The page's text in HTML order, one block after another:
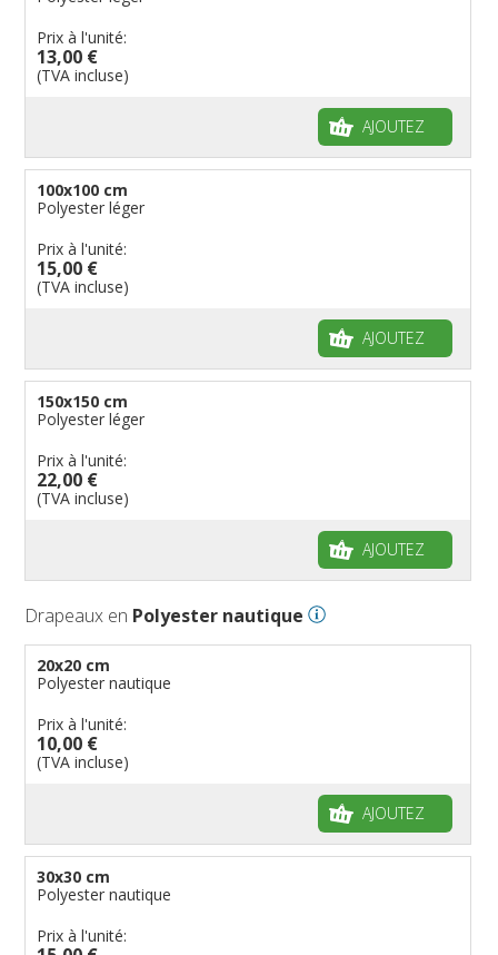
Prix à l'unité:
13,00 €
(TVA incluse)
AJOUTEZ
100x100 cm
Polyester léger
Prix à l'unité:
15,00 €
(TVA incluse)
AJOUTEZ
150x150 cm
Polyester léger
Prix à l'unité:
22,00 €
(TVA incluse)
AJOUTEZ
Drapeaux en Polyester nautique
20x20 cm
Polyester nautique
Prix à l'unité:
10,00 €
(TVA incluse)
AJOUTEZ
30x30 cm
Polyester nautique
Prix à l'unité: